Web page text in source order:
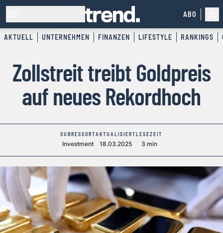
ABO
AKTUELL UNTERNEHMEN FINANZEN LIFESTYLE RANKINGS
Zollstreit treibt Goldpreis
auf neues Rekordhoch
SUBRESSORT
Investment
AKTUALISIERT
18.03.2025
LESEZEIT
3 min